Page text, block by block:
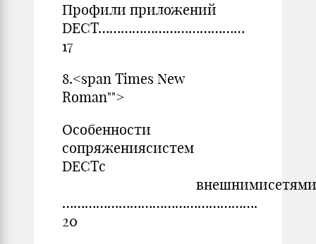
Профили приложений
DECT…………………………………
17
8.<span Times New
Roman"">
Особенности
сопряжениясистем
DECTс
внешнимисетями
20